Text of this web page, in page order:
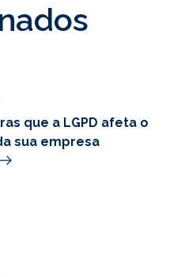
que a LGPD afeta o
sua empresa